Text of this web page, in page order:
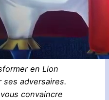
en Lion
ses adversaires.
convaincre